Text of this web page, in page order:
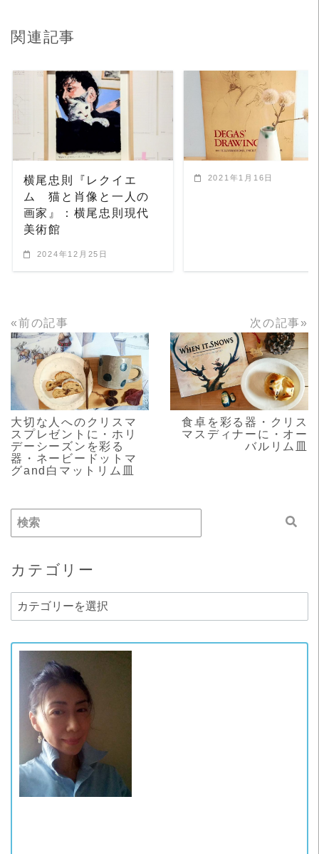
関連記事
READ MORE
横尾忠則『レクイエ
ム 猫と肖像と一人の
画家』：横尾忠則現代
美術館
2024年12月25日
READ MORE
2021年1月16日
«前の記事
READ MORE
大切な人へのクリスマ
スプレゼントに・ホリ
デーシーズンを彩る
器・ネービードットマ
グand白マットリム皿
次の記事»
READ MORE
食卓を彩る器・クリス
マスディナーに・オー
バルリム皿
カテゴリー
カ
テ